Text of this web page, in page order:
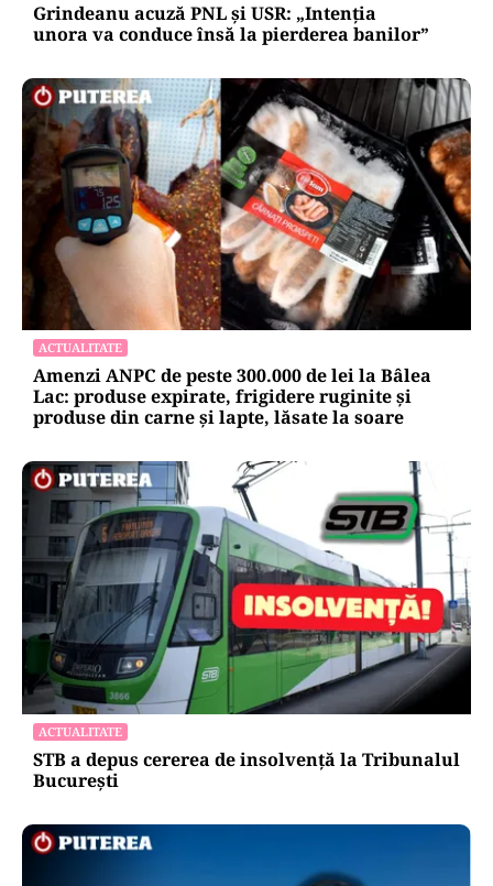
Grindeanu acuză PNL și USR: „Intenția
unora va conduce însă la pierderea banilor”
ACTUALITATE
Amenzi ANPC de peste 300.000 de lei la Bâlea
Lac: produse expirate, frigidere ruginite și
produse din carne și lapte, lăsate la soare
ACTUALITATE
STB a depus cererea de insolvență la Tribunalul
București